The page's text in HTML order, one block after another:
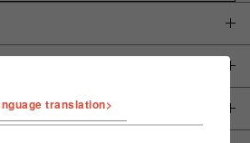
translation>